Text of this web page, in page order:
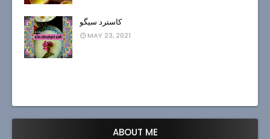
کاسترد سیگو
MAY 23, 2021
ABOUT ME